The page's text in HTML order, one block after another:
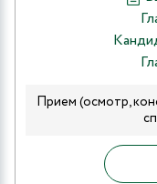
Прием (осмотр,